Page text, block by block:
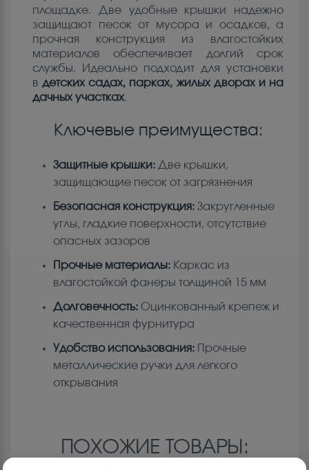
площадке. Две удобные крышки надежно
защищают песок от мусора и осадков, а
прочная конструкция из влагостойких
материалов обеспечивает долгий срок
службы. Идеально подходит для установки
вдетских садах, парках, жилых дворах и на
дачных участках.
Ключевые преимущества:
Защитные крышки: Две крышки,
защищающие песок от загрязнения
Безопасная конструкция: Закругленные
углы, гладкие поверхности, отсутствие
опасных зазоров
Прочные материалы: Каркас из
влагостойкой фанеры толщиной 15 мм
Долговечность: Оцинкованный крепеж и
качественная фурнитура
Удобство использования: Прочные
металлические ручки для легкого
открывания
ПОХОЖИЕ ТОВАРЫ: